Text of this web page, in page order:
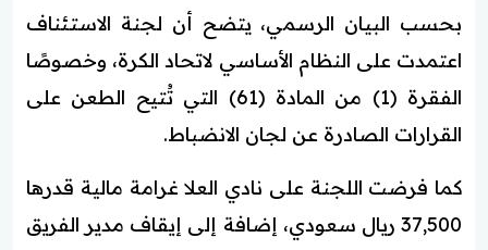
بحسب البيان الرسمي، يتضح أن لجنة الاستئناف
اعتمدت على النظام الأساسي لاتحاد الكرة، وخصوصًا
الفقرة (1) من المادة (61) التي تُتيح الطعن على
القرارات الصادرة عن لجان الانضباط.
كما فرضت اللجنة على نادي العلا غرامة مالية قدرها
37,500 ريال سعودي، إضافة إلى إيقاف مدير الفريق